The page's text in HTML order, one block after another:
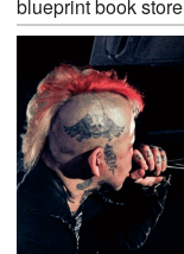
blueprint book store